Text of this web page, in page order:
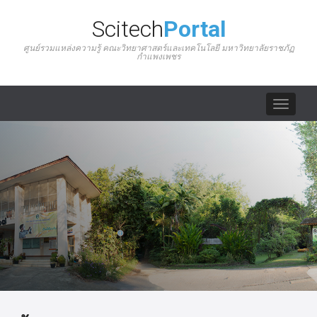
ScitechPortal
ศูนย์รวมแหล่งความรู้ คณะวิทยาศาสตร์และเทคโนโลยี มหาวิทยาลัยราชภัฏ
กำแพงเพชร
Toggle